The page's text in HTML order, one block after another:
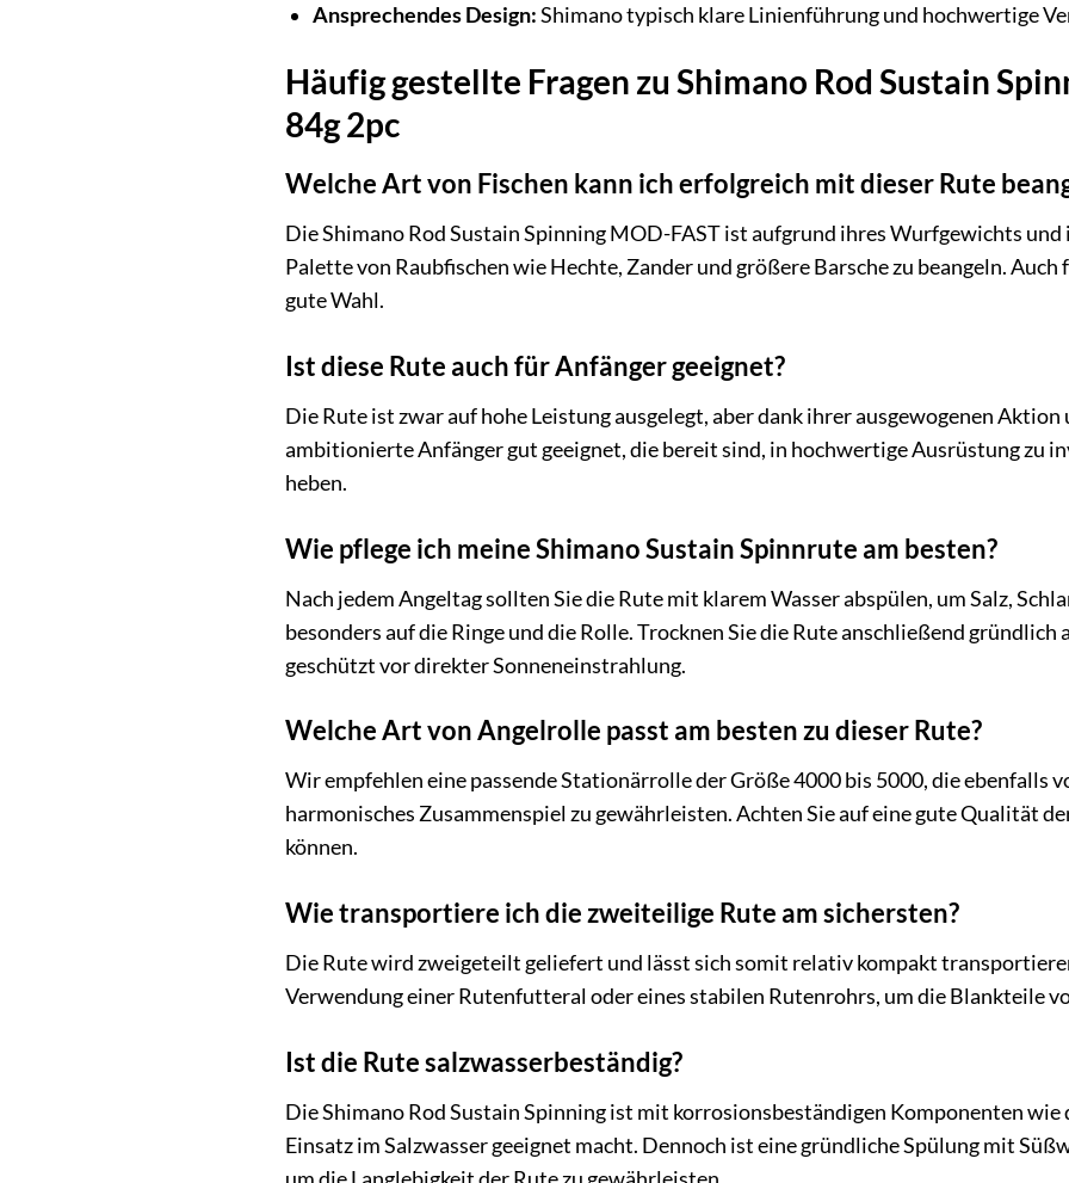
Ansprechendes Design:Shimano typisch klare Linienführung und hochwertige
Häufig gestellte Fragen zu Shimano Rod Sustain
84g 2pc
Welche Art von Fischen kann ich erfolgreich mit dieser Rute
Die Shimano Rod Sustain Spinning MOD-FAST ist aufgrund ihres Wurfgewichts
Palette von Raubfischen wie Hechte, Zander und größere Barsche zu beangeln.
gute Wahl.
Ist diese Rute auch für Anfänger geeignet?
Die Rute ist zwar auf hohe Leistung ausgelegt, aber dank ihrer ausgewogenen
ambitionierte Anfänger gut geeignet, die bereit sind, in hochwertige Ausrüstung zu
heben.
Wie pflege ich meine Shimano Sustain Spinnrute am besten?
Nach jedem Angeltag sollten Sie die Rute mit klarem Wasser abspülen, um Salz,
besonders auf die Ringe und die Rolle. Trocknen Sie die Rute anschließend gründlich
geschützt vor direkter Sonneneinstrahlung.
Welche Art von Angelrolle passt am besten zu dieser Rute?
Wir empfehlen eine passende Stationärrolle der Größe 4000 bis 5000, die ebenfalls
harmonisches Zusammenspiel zu gewährleisten. Achten Sie auf eine gute Qualität
können.
Wie transportiere ich die zweiteilige Rute am sichersten?
Die Rute wird zweigeteilt geliefert und lässt sich somit relativ kompakt
Verwendung einer Rutenfutteral oder eines stabilen Rutenrohrs, um die Blankteile
Ist die Rute salzwasserbeständig?
Die Shimano Rod Sustain Spinning ist mit korrosionsbeständigen Komponenten
Einsatz im Salzwasser geeignet macht. Dennoch ist eine gründliche Spülung mit